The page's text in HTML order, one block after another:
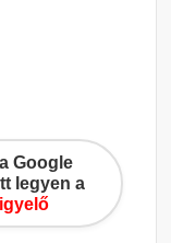
Google
legyen a